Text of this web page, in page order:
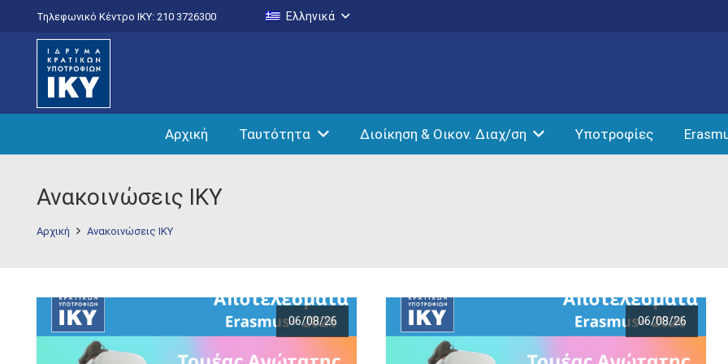
Τηλεφωνικό Κέντρο IKY: 210 3726300 Ελληνικά
Αρχική Ταυτότητα Διοίκηση & Οικον. Διαχ/ση Υποτροφίες
Ανακοινώσεις ΙΚΥ
Αρχική Ανακοινώσεις ΙΚΥ
06/08/26 06/08/26